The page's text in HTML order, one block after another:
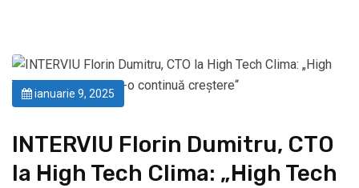
ianuarie 9, 2025
INTERVIU Florin Dumitru, CTO
la High Tech Clima: „High Tech